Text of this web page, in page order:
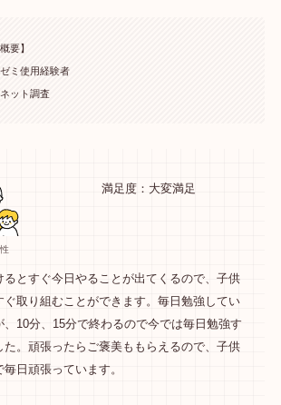
要】
ミ使用経験者
ット調査
満足度：大変満足
るとすぐ今日やることが出てくるので、子供
ぐ取り組むことができます。毎日勉強してい
、10分、15分で終わるので今では毎日勉強す
た。頑張ったらご褒美ももらえるので、子供
日頑張っています。